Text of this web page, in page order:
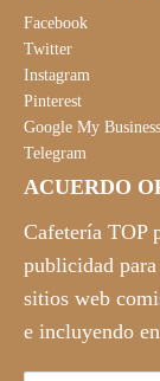
Facebook
Twitter
Instagram
Pinterest
Google My Business
Telegram
ACUERDO
Cafetería TOP
publicidad
sitios web
e incluyendo